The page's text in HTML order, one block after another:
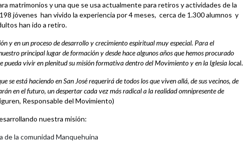
matrimonios y una que se usa actualmente para retiros y actividades de la
jóvenes han vivido la experiencia por 4 meses, cerca de 1.300 alumnos y
han ido a retiro.
y en un proceso de desarrollo y crecimiento espiritual muy especial. Para el
principal lugar de formación y desde hace algunos años que hemos procurado
pueda vivir en plenitud su misión formativa dentro del Movimiento y en la Iglesia local.
se está haciendo en San José requerirá de todos los que viven allá, de sus vecinos, de
en el futuro, un despertar cada vez más radical a la realidad omnipresente de
Responsable del Movimiento)
nuestra misión:
de la comunidad Manquehuina